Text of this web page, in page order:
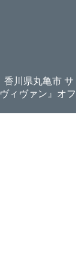
香川県丸亀市 サ
ィヴァン』オフ